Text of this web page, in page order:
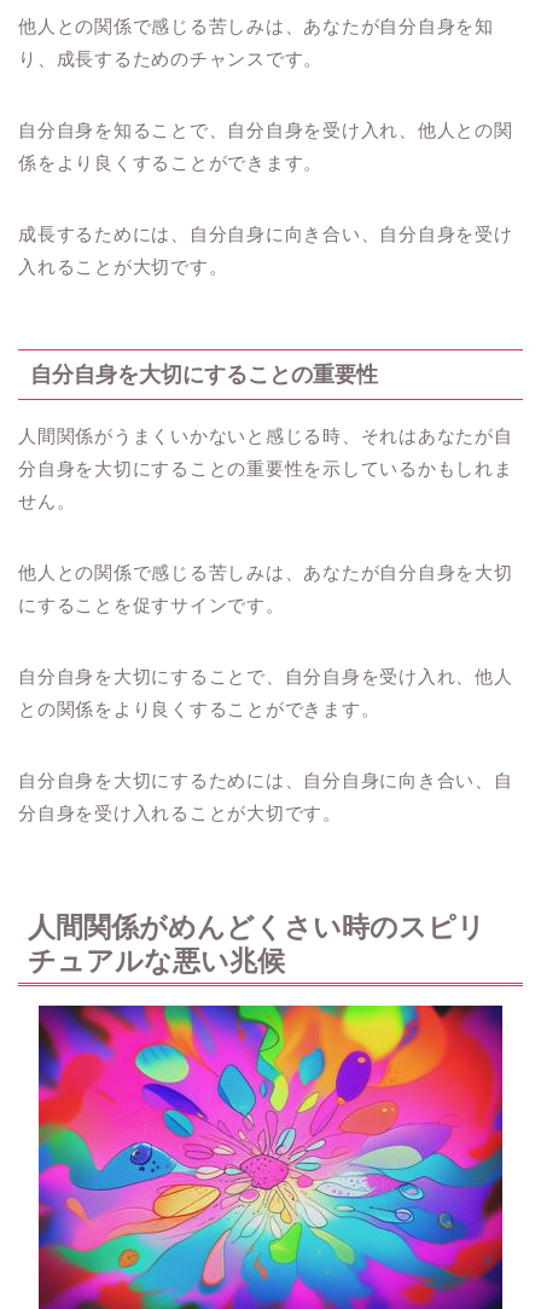
他人との関係で感じる苦しみは、あなたが自分自身を知
り、成長するためのチャンスです。
自分自身を知ることで、自分自身を受け入れ、他人との関
係をより良くすることができます。
成長するためには、自分自身に向き合い、自分自身を受け
入れることが大切です。
自分自身を大切にすることの重要性
人間関係がうまくいかないと感じる時、それはあなたが自
分自身を大切にすることの重要性を示しているかもしれま
せん。
他人との関係で感じる苦しみは、あなたが自分自身を大切
にすることを促すサインです。
自分自身を大切にすることで、自分自身を受け入れ、他人
との関係をより良くすることができます。
自分自身を大切にするためには、自分自身に向き合い、自
分自身を受け入れることが大切です。
人間関係がめんどくさい時のスピリ
チュアルな悪い兆候